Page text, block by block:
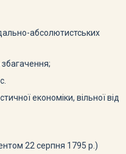
абсолютистсь­ких
економіки, вільної від
22 серпня 1795 р.)